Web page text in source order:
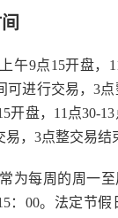
午9点15开盘，
可进行交易，3点
开盘，11点30-
，3点整交易结
为每周的周一
：00。法定节假